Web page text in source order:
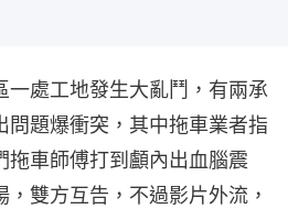
一處工地發生大亂鬥，有兩承
問題爆衝突，其中拖車業者指
拖車師傅打到顱內出血腦震
雙方互告，不過影片外流，